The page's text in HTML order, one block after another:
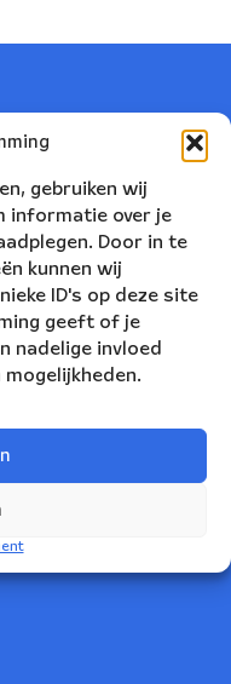
gebruiken wij
informatie over je
Door in te
kunnen wij
ID's op deze site
geeft of je
nadelige invloed
mogelijkheden.